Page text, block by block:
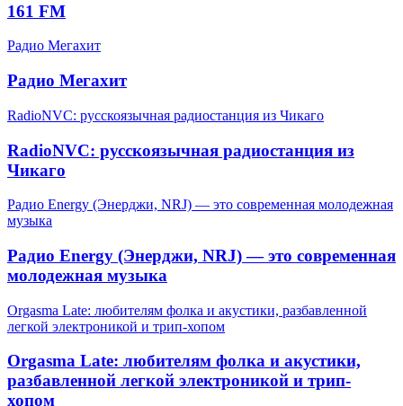
161 FM
Радио Мегахит
Радио Мегахит
RadioNVC: русскоязычная радиостанция из Чикаго
RadioNVC: русскоязычная радиостанция из
Чикаго
Радио Energy (Энерджи, NRJ) — это современная молодежная
музыка
Радио Energy (Энерджи, NRJ) — это современная
молодежная музыка
Orgasma Late: любителям фолка и акустики, разбавленной
легкой электроникой и трип-хопом
Orgasma Late: любителям фолка и акустики,
разбавленной легкой электроникой и трип-
хопом